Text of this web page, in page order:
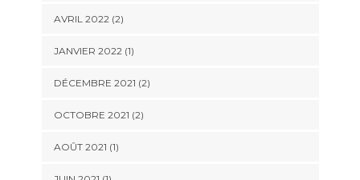
AVRIL 2022(2)
JANVIER 2022(1)
DÉCEMBRE 2021 (2)
OCTOBRE 2021 (2)
AOÛT 2021 (1)